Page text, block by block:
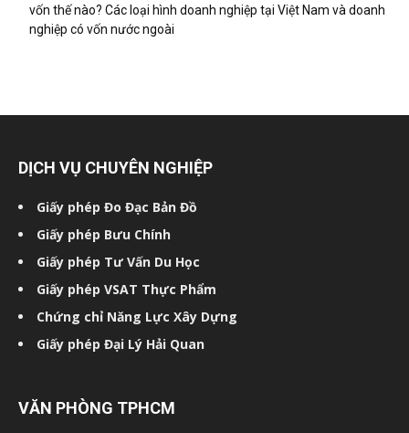
vốn thế nào? Các loại hình doanh nghiệp tại Việt Nam và doanh
nghiệp có vốn nước ngoài
DỊCH VỤ CHUYÊN NGHIỆP
Giấy phép Đo Đạc Bản Đồ
Giấy phép Bưu Chính
Giấy phép Tư Vấn Du Học
Giấy phép VSAT Thực Phẩm
Chứng chỉ Năng Lực Xây Dựng
Giấy phép Đại Lý Hải Quan
VĂN PHÒNG TPHCM